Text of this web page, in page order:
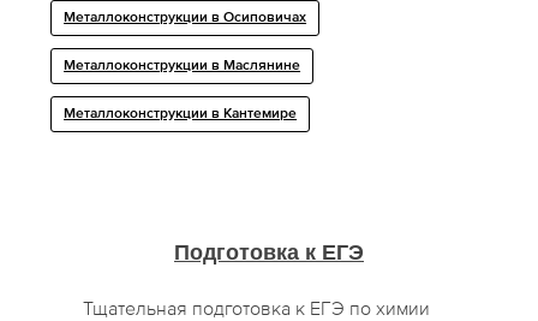
Металлоконструкции в Осиповичах
Металлоконструкции в Маслянине
Металлоконструкции в Кантемире
Подготовка к ЕГЭ
Тщательная подготовка к ЕГЭ по химии